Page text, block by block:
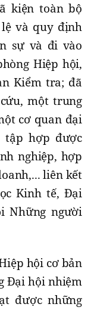
kiện toàn bộ
và quy định
sự và đi vào
Hiệp hội,
Kiểm tra; đã
một trung
cơ quan đại
tập hợp được
nghiệp, hợp
liên kết
Kinh tế, Đại
Những người
hội cơ bản
Đại hội nhiệm
được những